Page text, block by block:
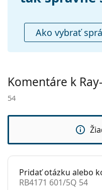
handrička:
Ostatné
Typ:
Značka:
Ako vybrať
Komentáre k
54
Pridať otázku alebo
RB4171 601/5Q 54